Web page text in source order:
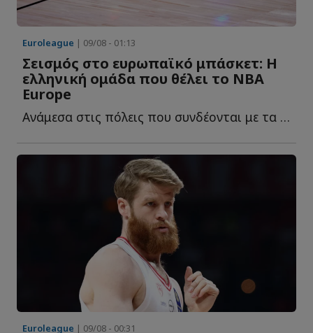
Euroleague | 09/08 - 01:13
Σεισμός στο ευρωπαϊκό μπάσκετ: Η
ελληνική ομάδα που θέλει το NBA
Europe
Ανάμεσα στις πόλεις που συνδέονται με τα σχέδια του NB...
Euroleague | 09/08 - 00:31